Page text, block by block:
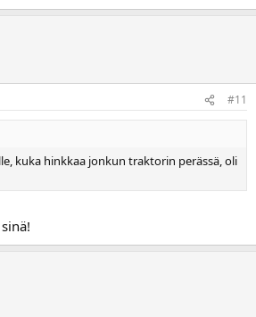
#11
kuka hinkkaa jonkun traktorin perässä, oli